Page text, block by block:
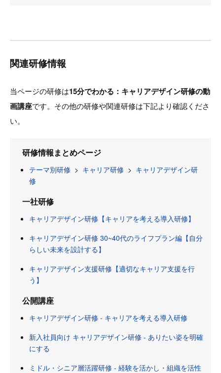
関連研修情報
当ページの研修は15分でわかる：キャリアデザイン研修の動
画講座です。その他の研修や関連研修は下記より確認くださ
い。
研修情報まとめページ
テーマ別研修 > キャリア研修 > キャリアデザイン研
修
一社研修
キャリアデザイン研修【キャリアを考える導入研修】
キャリアデザイン研修 30~40代のライフプラン編【自分
らしい未来を設計する】
キャリアデザイン支援研修【適切なキャリア支援を行
う】
公開講座
キャリアデザイン研修 - キャリアを考える導入研修
新入社員向け キャリアデザイン研修 - ありたい姿を明確
にする
ミドル・シニア層活躍研修 - 経験を活かし・組織を活性